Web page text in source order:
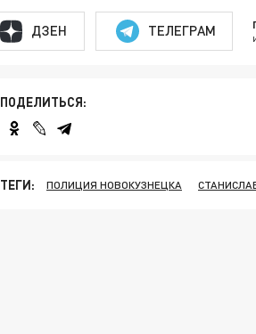
ДЗЕН ТЕЛЕГРАМ
ПОДЕЛИТЬСЯ:
ТЕГИ: ПОЛИЦИЯ НОВОКУЗНЕЦКА